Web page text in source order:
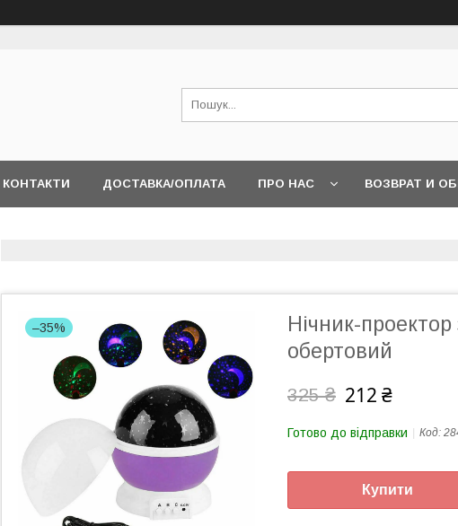
КОНТАКТИ ДОСТАВКА/ОПЛАТА ПРО НАС ВОЗВРАТ И
–35%
Нічник-
обертовий
325 ₴ 212 ₴
Готово до відправки Код:
Купити